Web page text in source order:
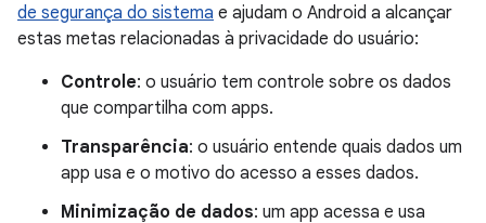
de segurança do sistema e ajudam o Android a alcançar
estas metas relacionadas à privacidade do usuário:
Controle: o usuário tem controle sobre os dados
que compartilha com apps.
Transparência: o usuário entende quais dados um
app usa e o motivo do acesso a esses dados.
Minimização de dados: um app acessa e usa